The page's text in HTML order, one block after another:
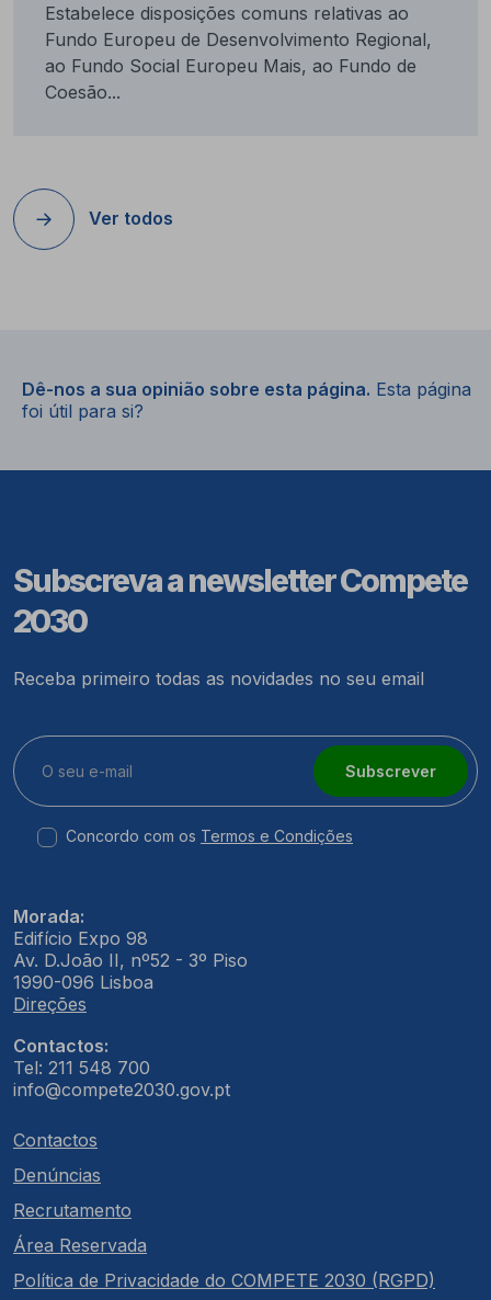
Estabelece disposições comuns relativas ao
Fundo Europeu de Desenvolvimento Regional,
ao Fundo Social Europeu Mais, ao Fundo de
Coesão...
Ver todos
Dê-nos a sua opinião sobre esta página. Esta página
foi útil para si?
Subscreva a newsletter Compete
2030
Receba primeiro todas as novidades no seu email
Subscrever
Concordo com os Termos e Condições
Morada:
Edifício Expo 98
Av. D.João II, nº52 - 3º Piso
1990-096 Lisboa
Direções
Contactos:
Tel: 211 548 700
info@compete2030.gov.pt
Contactos
Denúncias
Recrutamento
Área Reservada
Política de Privacidade do COMPETE 2030 (RGPD)